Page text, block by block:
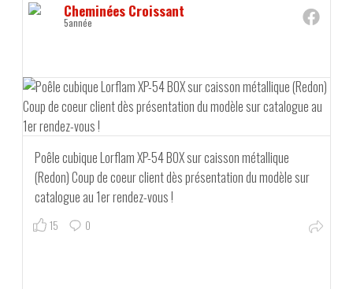
Cheminées Croissant
5année
Poêle cubique Lorflam XP-54 BOX sur caisson métallique
(Redon) Coup de coeur client dès présentation du modèle sur
catalogue au 1er rendez-vous !
15 0